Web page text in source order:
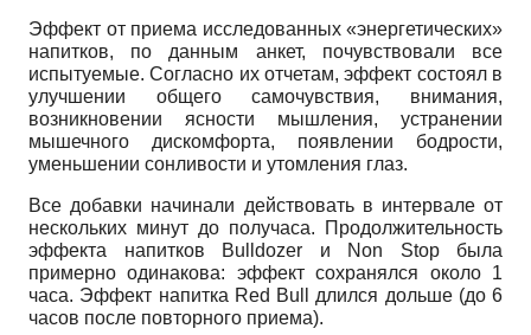
Эффект от приема исследованных «энергетических»
напитков, по данным анкет, почувствовали все
испытуемые. Согласно их отчетам, эффект состоял в
улучшении общего самочувствия, внимания,
возникновении ясности мышления, устранении
мышечного дискомфорта, появлении бодрости,
уменьшении сонливости и утомления глаз.
Все добавки начинали действовать в интервале от
нескольких минут до получаса. Продолжительность
эффекта напитков Bulldozer и Non Stop была
примерно одинакова: эффект сохранялся около 1
часа. Эффект напитка Red Bull длился дольше (до 6
часов после повторного приема).